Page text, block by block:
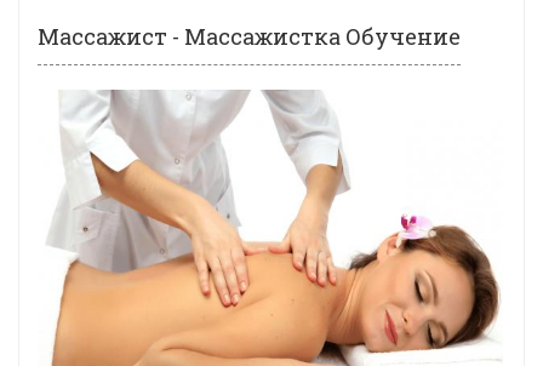
Массажист - Массажистка Обучение